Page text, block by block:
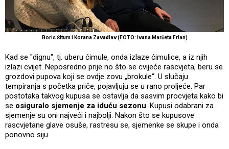
Boris Šitum i Korana Zavadlav (FOTO: Ivana Marčeta Frlan)
Kad se "dignu", tj. uberu ćimule, onda izlaze ćimulice, a iz njih
izlazi cvijet. Neposredno prije no što se cvijeće rascvjeta, beru se
grozdovi pupova koji se ovdje zovu „brokule“. U slučaju
tempiranja s početka priče, pojavljuju se u rano proljeće. Par
postotaka takvog kupusa se ostavlja da sasvim procvjeta kako bi
se osiguralo sjemenje za iduću sezonu. Kupusi odabrani za
sjemenje su oni najveći i najbolji. Nakon što se kupusove
rascvjetane glave osuše, rastresu se, sjemenke se skupe i onda
ponovno siju.